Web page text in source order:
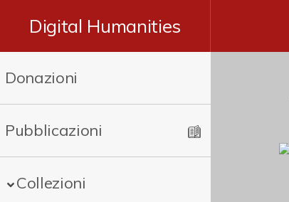
Digital Humanities
Donazioni
Pubblicazioni
Collezioni